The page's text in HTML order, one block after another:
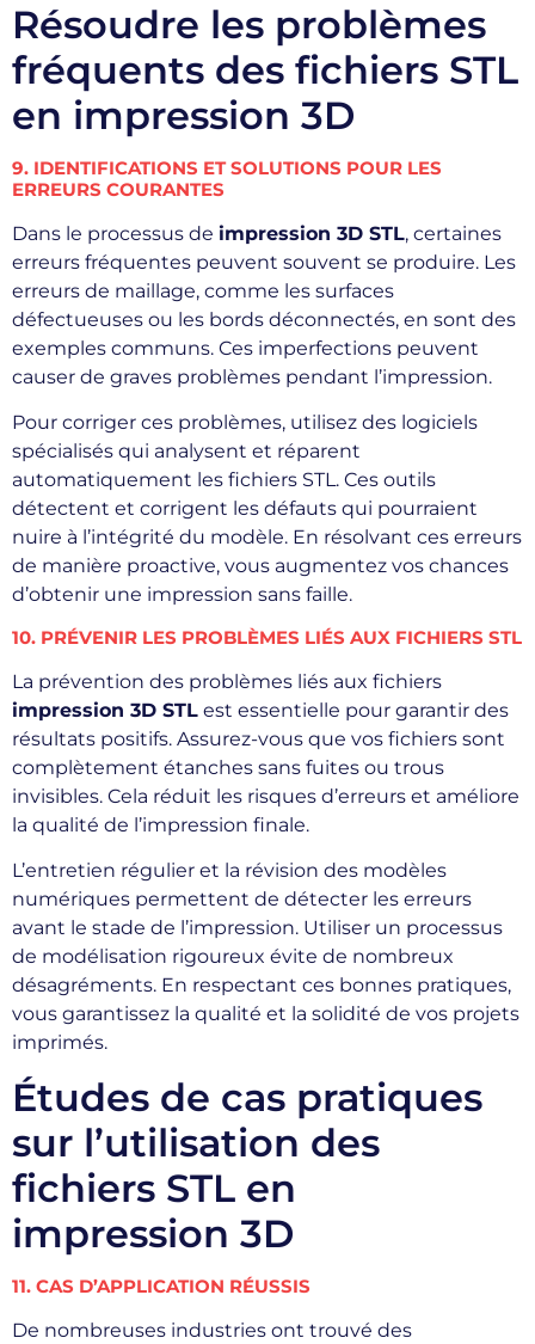
Résoudre les problèmes
fréquents des fichiers STL
en impression 3D
9. IDENTIFICATIONS ET SOLUTIONS POUR LES
ERREURS COURANTES
Dans le processus de impression 3D STL, certaines
erreurs fréquentes peuvent souvent se produire. Les
erreurs de maillage, comme les surfaces
défectueuses ou les bords déconnectés, en sont des
exemples communs. Ces imperfections peuvent
causer de graves problèmes pendant l’impression.
Pour corriger ces problèmes, utilisez des logiciels
spécialisés qui analysent et réparent
automatiquement les fichiers STL. Ces outils
détectent et corrigent les défauts qui pourraient
nuire à l’intégrité du modèle. En résolvant ces erreurs
de manière proactive, vous augmentez vos chances
d’obtenir une impression sans faille.
10. PRÉVENIR LES PROBLÈMES LIÉS AUX FICHIERS STL
La prévention des problèmes liés aux fichiers
impression 3D STL est essentielle pour garantir des
résultats positifs. Assurez-vous que vos fichiers sont
complètement étanches sans fuites ou trous
invisibles. Cela réduit les risques d’erreurs et améliore
la qualité de l’impression finale.
L’entretien régulier et la révision des modèles
numériques permettent de détecter les erreurs
avant le stade de l’impression. Utiliser un processus
de modélisation rigoureux évite de nombreux
désagréments. En respectant ces bonnes pratiques,
vous garantissez la qualité et la solidité de vos projets
imprimés.
Études de cas pratiques
sur l’utilisation des
fichiers STL en
impression 3D
11. CAS D’APPLICATION RÉUSSIS
De nombreuses industries ont trouvé des